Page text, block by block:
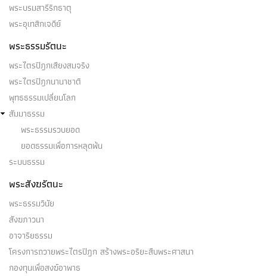
พระบรมสารีริกธาตุ
พระอุเทสิกเจดีย์
พระธรรมรัตนะ
พระไตรปิฎกเสียงสมจริง
พระไตรปิฎกนานาชาติ
พุทธธรรมเปลี่ยนโลก
สัมมาธรรม
พระธรรมรวบยอด
ยอดธรรมเพื่อการหลุดพ้น
ระบบธรรม
พระสังฆรัตนะ
พระธรรมวินัย
สังฆภาวนา
อาจาริยธรรม
โครงการถวายพระไตรปิฎก สร้างพระอริยะสืบพระศาสนา
กองทุนเพื่อสงฆ์อาพาธ